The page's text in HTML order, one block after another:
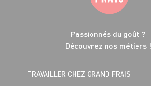
Passionnés du goût ?
Découvrez nos métiers !
TRAVAILLER CHEZ GRAND FRAIS